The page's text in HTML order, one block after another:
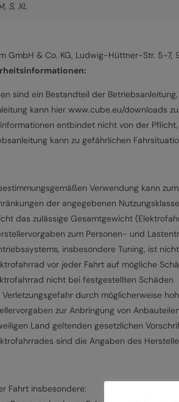
, S, XL
GmbH & Co. KG, Ludwig-Hüttner-Str. 5-
sind ein Bestandteil der
kann hier www.cube.eu/downloads
entbindet nicht von der
kann zu gefährlichen
Verwendung kann
der angegebenen
das zulässige Gesamtgewicht
zum Personen- und
insbesondere Tuning, ist
vor jeder Fahrt auf mögliche
nicht bei festgestellten Schäden
durch möglicherweise
zur Anbringung von
Land geltenden gesetzlichen
sind die Angaben des
Fahrt insbesondere: